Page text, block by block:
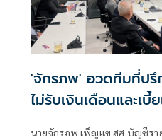
'จักรภพ' อวดทีมที่ป
ไม่รับเงินเดือนและเบี้
นายจักรภพ เพ็ญแข สส.บัญชีร